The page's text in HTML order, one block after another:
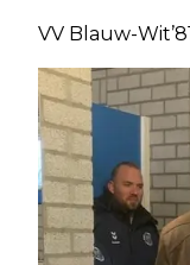
VV Blauw-